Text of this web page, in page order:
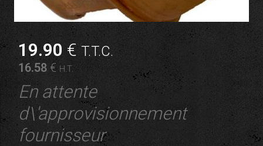
19.90 €T.T.C.
16.58 €H.T.
En attente
d\'approvisionnement
fournisseur